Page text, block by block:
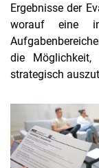
Ergebnisse der
worauf eine
die
strategisch